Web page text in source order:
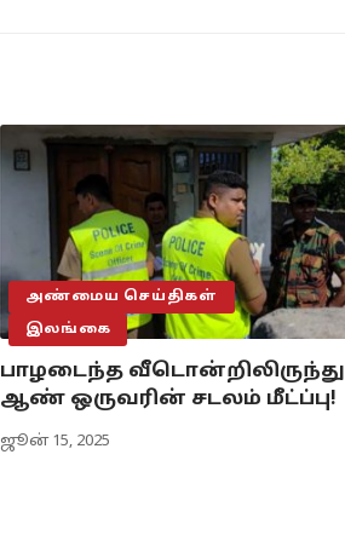
அண்மைய செய்திகள்
இலங்கை
பாழடைந்த வீடொன்றிலிருந்து
ஆண் ஒருவரின் சடலம் மீட்ப்பு!
ஜூன் 15, 2025